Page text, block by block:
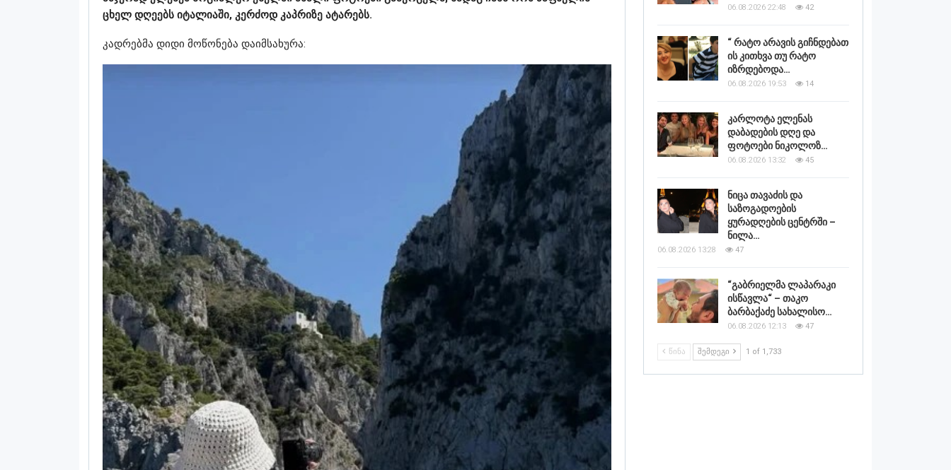
ცხელ დღეებს იტალიაში, კერძოდ კაპრიზე ატარებს.
კადრებმა დიდი მოწონება დაიმსახურა:
06.08.2026 22:48 42
“ რატო არავის გიჩნდებათ
ის კითხვა თუ რატო
იზრდებოდა…
06.08.2026 19:53 14
კარლოტა ელენას
დაბადების დღე და
ფოტოები ნიკოლოზ…
06.08.2026 13:32 45
ნიცა თავაძის და
საზოგადოების
ყურადღების ცენტრში –
ნილა…
06.08.2026 13:28 47
“გაბრიელმა ლაპარაკი
ისწავლა“ – თაკო
ბარბაქაძე სახალისო…
06.08.2026 12:13 47
ᲬᲘᲜᲐ ᲨᲔᲛᲓᲔᲒᲘ 1 of 1,733